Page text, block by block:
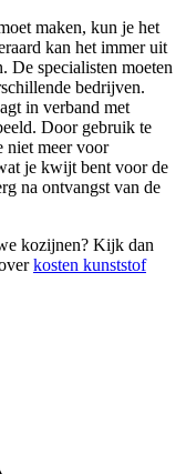
maken, kun je het
kan het immer uit
De specialisten moeten
bedrijven.
in verband met
Door gebruik te
niet meer voor
je kwijt bent voor de
na ontvangst van de
kozijnen? Kijk dan
kosten kunststof